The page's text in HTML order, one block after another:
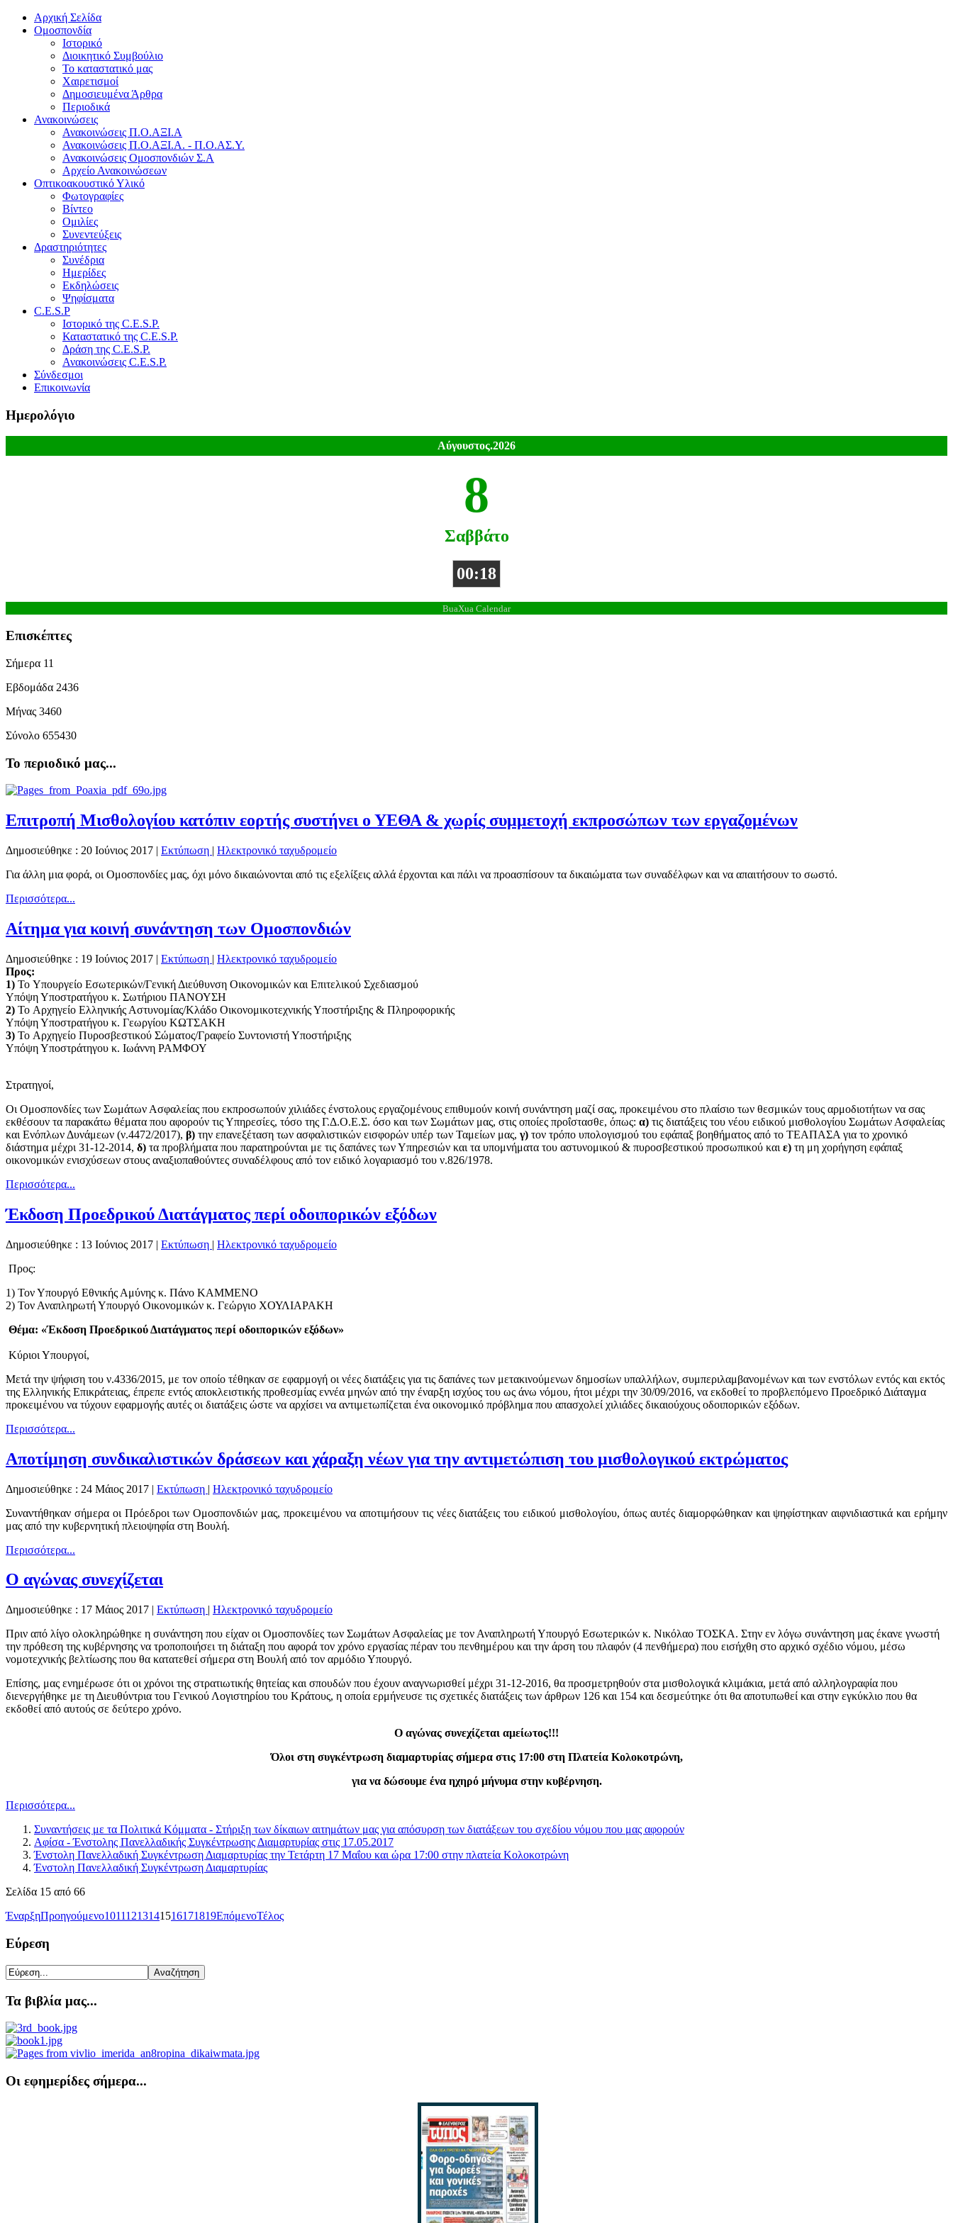
Αρχική Σελίδα
Ομοσπονδία
Ιστορικό
Διοικητικό Συμβούλιο
Το καταστατικό μας
Χαιρετισμοί
Δημοσιευμένα Άρθρα
Περιοδικά
Ανακοινώσεις
Ανακοινώσεις Π.Ο.ΑΞΙ.Α
Ανακοινώσεις Π.Ο.ΑΞΙ.Α. - Π.Ο.ΑΣ.Υ.
Ανακοινώσεις Ομοσπονδιών Σ.Α
Αρχείο Ανακοινώσεων
Οπτικοακουστικό Υλικό
Φωτογραφίες
Βίντεο
Ομιλίες
Συνεντεύξεις
Δραστηριότητες
Συνέδρια
Ημερίδες
Εκδηλώσεις
Ψηφίσματα
C.E.S.P
Ιστορικό της C.E.S.P.
Καταστατικό της C.E.S.P.
Δράση της C.E.S.P.
Ανακοινώσεις C.E.S.P.
Σύνδεσμοι
Επικοινωνία
Ημερολόγιο
Αύγουστος.2026
8
Σαββάτο
00:18
BuaXua Calendar
Επισκέπτες
Σήμερα 11
Εβδομάδα 2436
Μήνας 3460
Σύνολο 655430
Το περιοδικό μας...
Επιτροπή Μισθολογίου κατόπιν εορτής συστήνει ο ΥΕΘΑ & χωρίς συμμετοχή εκπροσώπων των εργαζομένων
Δημοσιεύθηκε : 20 Ιούνιος 2017 | Εκτύπωση | Ηλεκτρονικό ταχυδρομείο
Για άλλη μια φορά, οι Ομοσπονδίες μας, όχι μόνο δικαιώνονται από τις εξελίξεις αλλά έρχονται και πάλι να προασπίσουν τα δικαιώματα των συναδέλφων και να απαιτήσουν το σωστό.
Περισσότερα...
Αίτημα για κοινή συνάντηση των Ομοσπονδιών
Δημοσιεύθηκε : 19 Ιούνιος 2017 | Εκτύπωση | Ηλεκτρονικό ταχυδρομείο
Προς:
1) To Υπουργείο Εσωτερικών/Γενική Διεύθυνση Οικονομικών και Επιτελικού Σχεδιασμού
Υπόψη Υποστρατήγου κ. Σωτήριου ΠΑΝΟΥΣΗ
2) To Αρχηγείο Ελληνικής Αστυνομίας/Κλάδο Οικονομικοτεχνικής Υποστήριξης & Πληροφορικής
Υπόψη Υποστρατήγου κ. Γεωργίου ΚΩΤΣΑΚΗ
3) To Αρχηγείο Πυροσβεστικού Σώματος/Γραφείο Συντονιστή Υποστήριξης
Υπόψη Υποστράτηγου κ. Ιωάννη ΡΑΜΦΟΥ
Στρατηγοί,
Οι Ομοσπονδίες των Σωμάτων Ασφαλείας που εκπροσωπούν χιλιάδες ένστολους εργαζομένους επιθυμούν κοινή συνάντηση μαζί σας, προκειμένου στο πλαίσιο των θεσμικών τους αρμοδιοτήτων να σας
εκθέσουν τα παρακάτω θέματα που αφορούν τις Υπηρεσίες, τόσο της Γ.Δ.Ο.Ε.Σ. όσο και των Σωμάτων μας, στις οποίες προΐστασθε, όπως: α) τις διατάξεις του νέου ειδικού μισθολογίου Σωμάτων Ασφαλείας
και Ενόπλων Δυνάμεων (ν.4472/2017), β) την επανεξέταση των ασφαλιστικών εισφορών υπέρ των Ταμείων μας, γ) τον τρόπο υπολογισμού του εφάπαξ βοηθήματος από το ΤΕΑΠΑΣΑ για το χρονικό
διάστημα μέχρι 31-12-2014, δ) τα προβλήματα που παρατηρούνται με τις δαπάνες των Υπηρεσιών και τα υπομνήματα του αστυνομικού & πυροσβεστικού προσωπικού και ε) τη μη χορήγηση εφάπαξ
οικονομικών ενισχύσεων στους αναξιοπαθούντες συναδέλφους από τον ειδικό λογαριασμό του ν.826/1978.
Περισσότερα...
Έκδοση Προεδρικού Διατάγματος περί οδοιπορικών εξόδων
Δημοσιεύθηκε : 13 Ιούνιος 2017 | Εκτύπωση | Ηλεκτρονικό ταχυδρομείο
Προς:
1) Τον Υπουργό Εθνικής Αμύνης κ. Πάνο ΚΑΜΜΕΝΟ
2) Τον Αναπληρωτή Υπουργό Οικονομικών κ. Γεώργιο ΧΟΥΛΙΑΡΑΚΗ
Θέμα: «Έκδοση Προεδρικού Διατάγματος περί οδοιπορικών εξόδων»
Κύριοι Υπουργοί,
Μετά την ψήφιση του ν.4336/2015, με τον οποίο τέθηκαν σε εφαρμογή οι νέες διατάξεις για τις δαπάνες των μετακινούμενων δημοσίων υπαλλήλων, συμπεριλαμβανομένων και των ενστόλων εντός και εκτός
της Ελληνικής Επικράτειας, έπρεπε εντός αποκλειστικής προθεσμίας εννέα μηνών από την έναρξη ισχύος του ως άνω νόμου, ήτοι μέχρι την 30/09/2016, να εκδοθεί το προβλεπόμενο Προεδρικό Διάταγμα
προκειμένου να τύχουν εφαρμογής αυτές οι διατάξεις ώστε να αρχίσει να αντιμετωπίζεται ένα οικονομικό πρόβλημα που απασχολεί χιλιάδες δικαιούχους οδοιπορικών εξόδων.
Περισσότερα...
Αποτίμηση συνδικαλιστικών δράσεων και χάραξη νέων για την αντιμετώπιση του μισθολογικού εκτρώματος
Δημοσιεύθηκε : 24 Μάιος 2017 | Εκτύπωση | Ηλεκτρονικό ταχυδρομείο
Συναντήθηκαν σήμερα οι Πρόεδροι των Ομοσπονδιών μας, προκειμένου να αποτιμήσουν τις νέες διατάξεις του ειδικού μισθολογίου, όπως αυτές διαμορφώθηκαν και ψηφίστηκαν αιφνιδιαστικά και ερήμην
μας από την κυβερνητική πλειοψηφία στη Βουλή.
Περισσότερα...
Ο αγώνας συνεχίζεται
Δημοσιεύθηκε : 17 Μάιος 2017 | Εκτύπωση | Ηλεκτρονικό ταχυδρομείο
Πριν από λίγο ολοκληρώθηκε η συνάντηση που είχαν οι Ομοσπονδίες των Σωμάτων Ασφαλείας με τον Αναπληρωτή Υπουργό Εσωτερικών κ. Νικόλαο ΤΟΣΚΑ. Στην εν λόγω συνάντηση μας έκανε γνωστή
την πρόθεση της κυβέρνησης να τροποποιήσει τη διάταξη που αφορά τον χρόνο εργασίας πέραν του πενθημέρου και την άρση του πλαφόν (4 πενθήμερα) που εισήχθη στο αρχικό σχέδιο νόμου, μέσω
νομοτεχνικής βελτίωσης που θα κατατεθεί σήμερα στη Βουλή από τον αρμόδιο Υπουργό.
Επίσης, μας ενημέρωσε ότι οι χρόνοι της στρατιωτικής θητείας και σπουδών που έχουν αναγνωρισθεί μέχρι 31-12-2016, θα προσμετρηθούν στα μισθολογικά κλιμάκια, μετά από αλληλογραφία που
διενεργήθηκε με τη Διευθύντρια του Γενικού Λογιστηρίου του Κράτους, η οποία ερμήνευσε τις σχετικές διατάξεις των άρθρων 126 και 154 και δεσμεύτηκε ότι θα αποτυπωθεί και στην εγκύκλιο που θα
εκδοθεί από αυτούς σε δεύτερο χρόνο.
Ο αγώνας συνεχίζεται αμείωτος!!!
Όλοι στη συγκέντρωση διαμαρτυρίας σήμερα στις 17:00 στη Πλατεία Κολοκοτρώνη,
για να δώσουμε ένα ηχηρό μήνυμα στην κυβέρνηση.
Περισσότερα...
Συναντήσεις με τα Πολιτικά Κόμματα - Στήριξη των δίκαιων αιτημάτων μας για απόσυρση των διατάξεων του σχεδίου νόμου που μας αφορούν
Αφίσα - Ένστολης Πανελλαδικής Συγκέντρωσης Διαμαρτυρίας στις 17.05.2017
Ένστολη Πανελλαδική Συγκέντρωση Διαμαρτυρίας την Τετάρτη 17 Μαΐου και ώρα 17:00 στην πλατεία Κολοκοτρώνη
Ένστολη Πανελλαδική Συγκέντρωση Διαμαρτυρίας
Σελίδα 15 από 66
ΈναρξηΠροηγούμενο10111213141516171819ΕπόμενοΤέλος
Εύρεση
Τα βιβλία μας...
Οι εφημερίδες σήμερα...